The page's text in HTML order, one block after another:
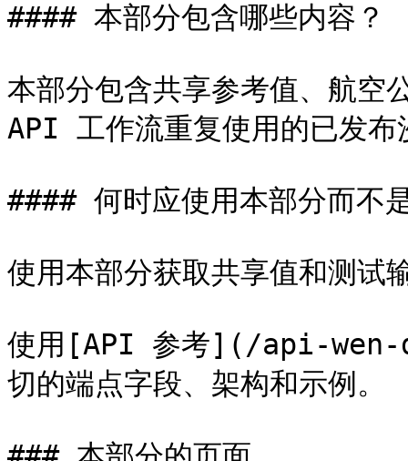
#### 本部分包含哪些内容？
本部分包含共享参考值、航
API 工作流重复使用的已发布
#### 何时应使用本部分而不
使用本部分获取共享值和测试
使用[API 参考](/api-
切的端点字段、架构和示例。